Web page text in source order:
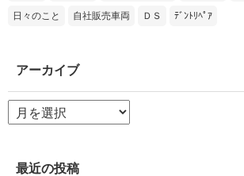
日々のこと 自社販売車両 ＤＳ ﾃﾞﾝﾄﾘﾍﾟｱ
アーカイブ
ア
ー
ブ
最近の投稿